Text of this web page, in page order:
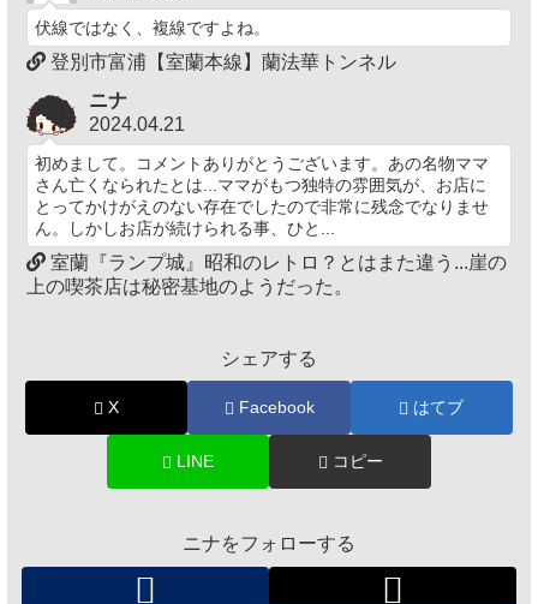
伏線ではなく、複線ですよね。
登別市富浦【室蘭本線】蘭法華トンネル
ニナ
2024.04.21
初めまして。コメントありがとうございます。あの名物ママ
さん亡くなられたとは...ママがもつ独特の雰囲気が、お店に
とってかけがえのない存在でしたので非常に残念でなりませ
ん。しかしお店が続けられる事、ひと...
室蘭『ランプ城』昭和のレトロ？とはまた違う...崖の
上の喫茶店は秘密基地のようだった。
シェアする
X Facebook はてブ
LINE コピー
ニナをフォローする